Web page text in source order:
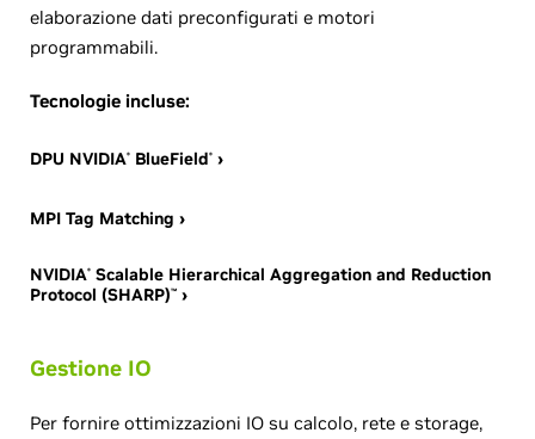
elaborazione dati preconfigurati e motori
programmabili.
Tecnologie incluse:
DPU NVIDIA® BlueField® ›
MPI Tag Matching ›
NVIDIA® Scalable Hierarchical Aggregation and Reduction
Protocol (SHARP)™ ›
Gestione IO
Per fornire ottimizzazioni IO su calcolo, rete e storage,